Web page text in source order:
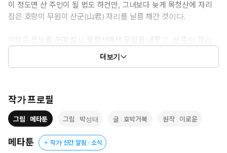
이 정도면 산 주인이 될 법도 하건만, 그녀보다 늦게 목청산에 자리
잡은 호랑이 무원이 산군(山君) 자리를 날름 채간 것이다.
미랑은 음모를 꾸며 잠시 목청산에서 무원을 내쫓고, 산 주인 자리
하지만, 무원은 바로 돌아와 분노하고, 둘은 또 드잡이질을 벌인다.
“떡 찧는 건 달토끼가 최고라던데, 여우랑 호랑이도 만만찮구나.
얼쑤!”
ⓒ호박거북,박성태(원작:이로운)/메타툰
더보기
작가 프로필
그림 메타툰 그림 박성태 글 호박거북 원작 이로운
메타툰 작가 신간 알림 · 소식